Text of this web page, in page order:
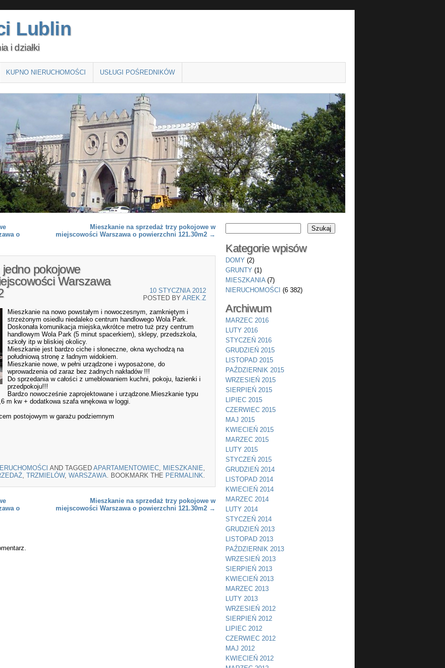
Lublin
i działki
KUPNO NIERUCHOMOŚCI USŁUGI POŚREDNIKÓW
o
Mieszkanie na sprzedaż trzy pokojowe w
miejscowości Warszawa o powierzchni 121.30m2 →
pokojowe
Warszawa
10 STYCZNIA 2012
POSTED BY AREK.Z
Mieszkanie na nowo powstałym i nowoczesnym, zamkniętym i
strzeżonym osiedlu niedaleko centrum handlowego Wola Park.
Doskonała komunikacja miejska,wkrótce metro tuż przy centrum
handlowym Wola Park (5 minut spacerkiem), sklepy, przedszkola,
szkoły itp w bliskiej okolicy.
Mieszkanie jest bardzo ciche i słoneczne, okna wychodzą na
południową stronę z ładnym widokiem.
Mieszkanie nowe, w pełni urządzone i wyposażone, do
wprowadzenia od zaraz bez żadnych nakładów !!!
Do sprzedania w całości z umeblowaniem kuchni, pokoju, łazienki i
przedpokoju!!!
Bardzo nowocześnie zaprojektowane i urządzone.Mieszkanie typu
m kw + dodatkowa szafa wnękowa w loggi.
postojowym w garażu podziemnym
AND TAGGED APARTAMENTOWIEC MIESZKANIE
TRZMIELÓW, WARSZAWA . BOOKMARK THE PERMALINK
o
Mieszkanie na sprzedaż trzy pokojowe w
miejscowości Warszawa o powierzchni 121.30m2 →
Kategorie wpisów
DOMY (2)
GRUNTY (1)
MIESZKANIA(7)
NIERUCHOMOŚCI (6 382)
Archiwum
MARZEC 2016
LUTY 2016
STYCZEŃ 2016
GRUDZIEŃ 2015
LISTOPAD 2015
PAŹDZIERNIK 2015
WRZESIEŃ 2015
SIERPIEŃ 2015
LIPIEC 2015
CZERWIEC 2015
MAJ 2015
KWIECIEŃ 2015
MARZEC 2015
LUTY 2015
STYCZEŃ 2015
GRUDZIEŃ 2014
LISTOPAD 2014
KWIECIEŃ 2014
MARZEC 2014
LUTY 2014
STYCZEŃ 2014
GRUDZIEŃ 2013
LISTOPAD 2013
PAŹDZIERNIK 2013
WRZESIEŃ 2013
SIERPIEŃ 2013
KWIECIEŃ 2013
MARZEC 2013
LUTY 2013
WRZESIEŃ 2012
SIERPIEŃ 2012
LIPIEC 2012
CZERWIEC 2012
MAJ 2012
KWIECIEŃ 2012